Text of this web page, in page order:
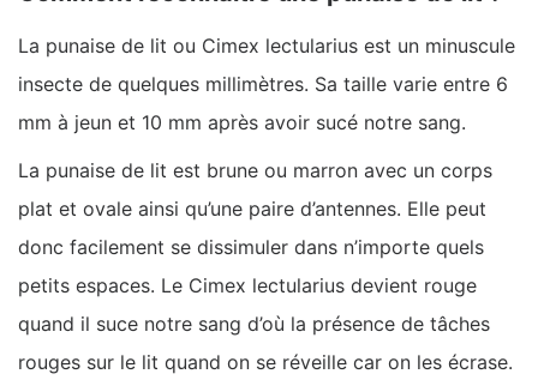
La punaise de lit ou Cimex lectularius est un minuscule
insecte de quelques millimètres. Sa taille varie entre 6
mm à jeun et 10 mm après avoir sucé notre sang.
La punaise de lit est brune ou marron avec un corps
plat et ovale ainsi qu’une paire d’antennes. Elle peut
donc facilement se dissimuler dans n’importe quels
petits espaces. Le Cimex lectularius devient rouge
quand il suce notre sang d’où la présence de tâches
rouges sur le lit quand on se réveille car on les écrase.